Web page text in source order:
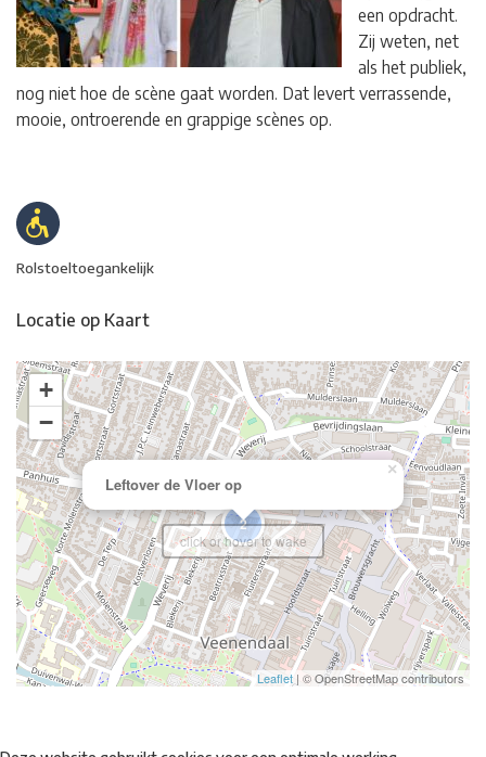
een opdracht.
Zij weten, net
als het publiek,
nog niet hoe de scène gaat worden. Dat levert verrassende,
mooie, ontroerende en grappige scènes op.
Rolstoeltoegankelijk
Locatie op Kaart
2
Leftover de Vloer op
×
+
−
Leaflet | © OpenStreetMap contributors
click or hover to wake